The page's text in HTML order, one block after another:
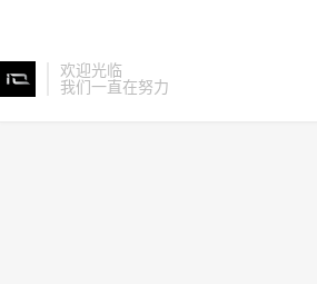
欢迎光临
我们一直在努力